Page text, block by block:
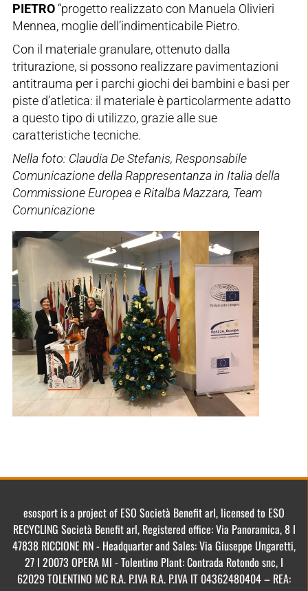
PIETRO“progetto realizzato con Manuela Olivieri
Mennea, moglie dell’indimenticabile Pietro.
Con il materiale granulare, ottenuto dalla
triturazione, si possono realizzare pavimentazioni
antitrauma per i parchi giochi dei bambini e basi per
piste d’atletica: il materiale è particolarmente adatto
a questo tipo di utilizzo, grazie alle sue
caratteristiche tecniche.
Nella foto: Claudia De Stefanis, Responsabile
Comunicazione della Rappresentanza in Italia della
Commissione Europea e Ritalba Mazzara, Team
Comunicazione
esosport is a project of ESO Società Benefit arl, licensed to ESO
RECYCLING Società Benefit arl, Registered office: Via Panoramica, 8 I
47838 RICCIONE RN - Headquarter and Sales: Via Giuseppe Ungaretti,
27 I 20073 OPERA MI - Tolentino Plant: Contrada Rotondo snc, I
62029 TOLENTINO MC R.A. P.IVA R.A. P.IVA IT 04362480404 – REA: